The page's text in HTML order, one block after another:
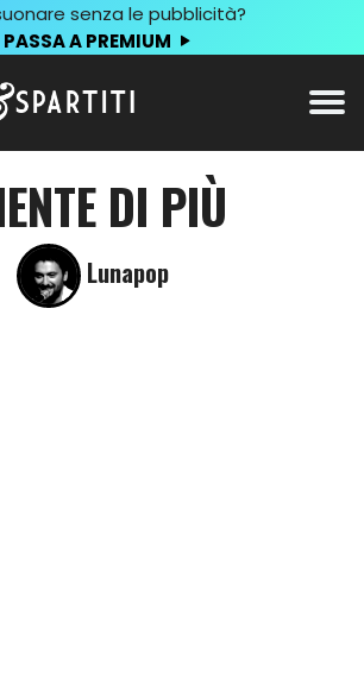
senza le pubblicità?
PASSA A PREMIUM
DI PIÙ
Lunapop